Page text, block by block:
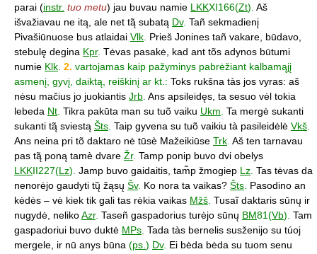
parai (instr. tuo metu) jau buvau namie LKKXI166(Zt). Aš
išvažiavau ne itą, ale net tą̃ subatą Dv. Tañ sekmadienį
Pivašiūnuose bus atlaidai Vlk Prieš Jonines tañ vakare, būdavo,
stebulę degina Kpr. Tėvas pasakė, kad ant tõs adynos būtumi
numie Klk 2. vartojamas kaip pažyminys pabrėžiant kalbamąjį
asmenį, gyvį, daiktą, reiškinį ar kt.: Toks rukšna tàs jos vyras: aš
nėsu mačius jo juokiantis Jrb Ans apsileidęs, ta sesuo vėl tokia
lebeda Nt Tikra pakūta man su tuõ vaiku Ukm Ta mergė sukanti
sukanti tą̃ sviestą Šts Taip gyvena su tuõ vaikiu tà pasileidėlė Vkš
Ans neina pri tõ daktaro nė tūsè Mažeikiūse Trk Aš ten tarnavau
pas tą̃ poną tamè dvare Žr. Tamp ponip buvo dvi obelys
LKKII227(Lz). Jamp buvo gaidaitis, tam̃p žmogiep Lz Tas tėvas da
nenorėjo gaudyti tų̃ žąsų Šv. Ko nora ta vaikas? Šts Pasodino an
kėdės – vė kiek tik gali tas rėkia vaikas Mžš Tusaĩ daktaris sūnų ir
nugydė, nelikoAzr. Taseñ gaspadorius turėjo sūnų BM81(Vb). Tam
gaspadoriui buvo duktė MPs Tada tàs bernelis susženijo su túoj
mergele, ir nū anys būna (ps. ) Dv. Ei bėda bėda su tuom senu